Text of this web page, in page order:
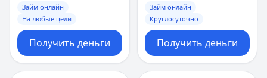
Займ онлайн
На любые цели
Получить деньги
Займ онлайн
Круглосуточно
Получить деньги